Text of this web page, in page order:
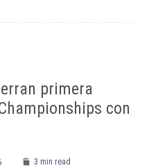
primera
con
3 min read